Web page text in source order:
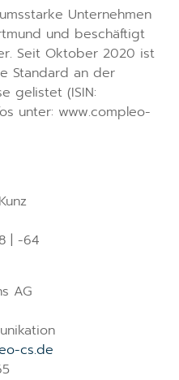
Unternehmen
und beschäftigt
Seit Oktober 2020 ist
Standard an der
gelistet (ISIN:
unter: www.compleo-
| -64
AG
cs.de